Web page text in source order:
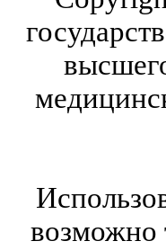
возможно